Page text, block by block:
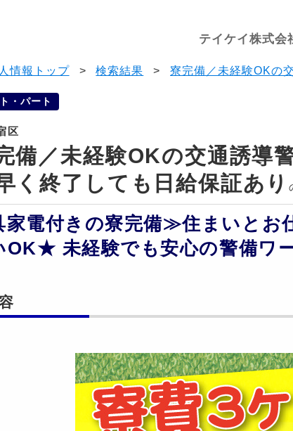
テイケイ株式会
情報トップ > 検索結果 > 寮完備／未経験OKの
・パート
区
備／未経験OKの交通誘導
く終了しても日給保証あり
電付きの寮完備≫住まいとお
OK★ 未経験でも安心の警備ワ